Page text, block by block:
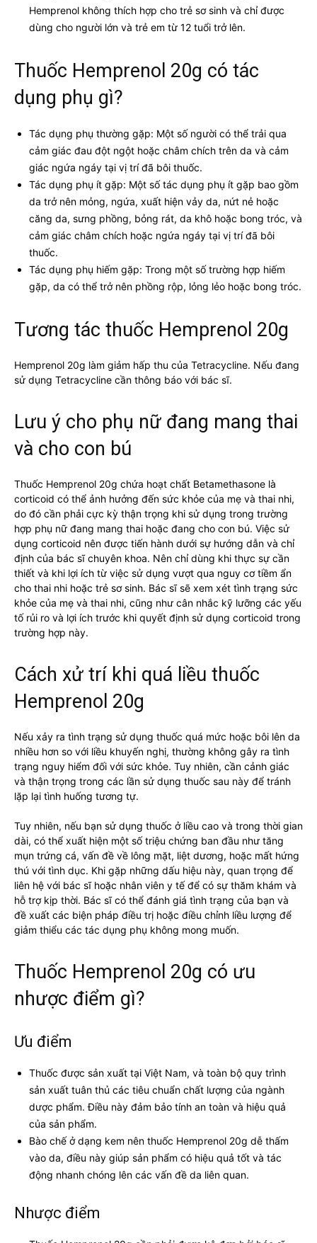
Hemprenol không thích hợp cho trẻ sơ sinh và chỉ được
dùng cho người lớn và trẻ em từ 12 tuổi trở lên.
Thuốc Hemprenol 20g có tác
dụng phụ gì?
Tác dụng phụ thường gặp: Một số người có thể trải qua
cảm giác đau đột ngột hoặc châm chích trên da và cảm
giác ngứa ngáy tại vị trí đã bôi thuốc.
Tác dụng phụ ít gặp: Một số tác dụng phụ ít gặp bao gồm
da trở nên mỏng, ngứa, xuất hiện vảy da, nứt nẻ hoặc
căng da, sưng phồng, bỏng rát, da khô hoặc bong tróc, và
cảm giác châm chích hoặc ngứa ngáy tại vị trí đã bôi
thuốc.
Tác dụng phụ hiếm gặp: Trong một số trường hợp hiếm
gặp, da có thể trở nên phồng rộp, lỏng lẻo hoặc bong tróc.
Tương tác thuốc Hemprenol 20g
Hemprenol 20g làm giảm hấp thu của Tetracycline. Nếu đang
sử dụng Tetracycline cần thông báo với bác sĩ.
Lưu ý cho phụ nữ đang mang thai
và cho con bú
Thuốc Hemprenol 20g chứa hoạt chất Betamethasone là
corticoid có thể ảnh hưởng đến sức khỏe của mẹ và thai nhi,
do đó cần phải cực kỳ thận trọng khi sử dụng trong trường
hợp phụ nữ đang mang thai hoặc đang cho con bú. Việc sử
dụng corticoid nên được tiến hành dưới sự hướng dẫn và chỉ
định của bác sĩ chuyên khoa. Nên chỉ dùng khi thực sự cần
thiết và khi lợi ích từ việc sử dụng vượt qua nguy cơ tiềm ẩn
cho thai nhi hoặc trẻ sơ sinh. Bác sĩ sẽ xem xét tình trạng sức
khỏe của mẹ và thai nhi, cũng như cân nhắc kỹ lưỡng các yếu
tố rủi ro và lợi ích trước khi quyết định sử dụng corticoid trong
trường hợp này.
Cách xử trí khi quá liều thuốc
Hemprenol 20g
Nếu xảy ra tình trạng sử dụng thuốc quá mức hoặc bôi lên da
nhiều hơn so với liều khuyến nghị, thường không gây ra tình
trạng nguy hiểm đối với sức khỏe. Tuy nhiên, cần cảnh giác
và thận trọng trong các lần sử dụng thuốc sau này để tránh
lặp lại tình huống tương tự.
Tuy nhiên, nếu bạn sử dụng thuốc ở liều cao và trong thời gian
dài, có thể xuất hiện một số triệu chứng ban đầu như tăng
mụn trứng cá, vấn đề về lông mặt, liệt dương, hoặc mất hứng
thú với tình dục. Khi gặp những dấu hiệu này, quan trọng để
liên hệ với bác sĩ hoặc nhân viên y tế để có sự thăm khám và
hỗ trợ kịp thời. Bác sĩ có thể đánh giá tình trạng của bạn và
đề xuất các biện pháp điều trị hoặc điều chỉnh liều lượng để
giảm thiểu các tác dụng phụ không mong muốn.
Thuốc Hemprenol 20g có ưu
nhược điểm gì?
Ưu điểm
Thuốc được sản xuất tại Việt Nam, và toàn bộ quy trình
sản xuất tuân thủ các tiêu chuẩn chất lượng của ngành
dược phẩm. Điều này đảm bảo tính an toàn và hiệu quả
của sản phẩm.
Bào chế ở dạng kem nên thuốc Hemprenol 20g dễ thấm
vào da, điều này giúp sản phẩm có hiệu quả tốt và tác
động nhanh chóng lên các vấn đề da liên quan.
Nhược điểm